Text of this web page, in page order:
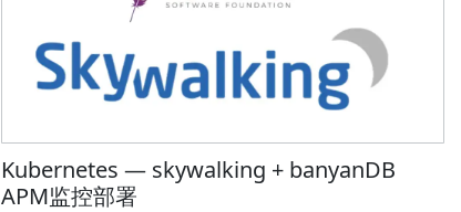
(Advanced) > 编辑配置 (Edit Configuration)。 添加参
数：键为 disk.EnableUUID，值为 TRUE。 保存并开启
虚拟机。 配置 RKE2 主配置文件 (config.yaml) 首先，创
建 RKE2 配置目录并编写主配置文件。这个文件告诉
RKE2 启用内置的 vSphere 插件。 1sudo mkdir -p
/etc/rancher/rke2 创建
/etc/rancher/rke2/config.yaml 并写入以下内容： 1#
/etc/rancher/rke2/config.yaml 2write-kubeconfig-
Kubernetes — skywalking + banyanDB
APM监控部署